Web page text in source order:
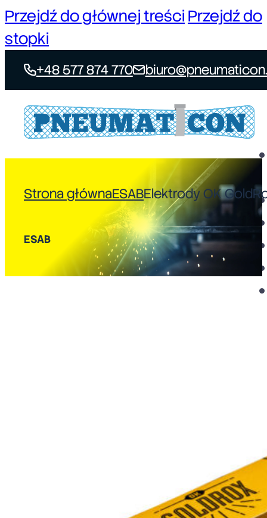
Przejdź do głównej treści Przejdź do
stopki
+48 577 874 770
Strona głównaESABElektrody OK
ESAB